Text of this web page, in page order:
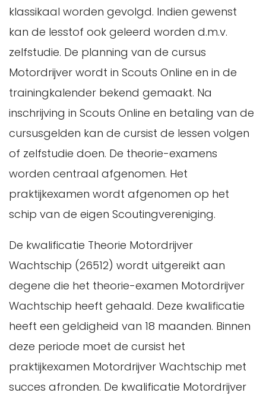
klassikaal worden gevolgd. Indien gewenst
kan de lesstof ook geleerd worden d.m.v.
zelfstudie. De planning van de cursus
Motordrijver wordt in Scouts Online en in de
trainingkalender bekend gemaakt. Na
inschrijving in Scouts Online en betaling van de
cursusgelden kan de cursist de lessen volgen
of zelfstudie doen. De theorie-examens
worden centraal afgenomen. Het
praktijkexamen wordt afgenomen op het
schip van de eigen Scoutingvereniging.
De kwalificatie Theorie Motordrijver
Wachtschip (26512) wordt uitgereikt aan
degene die het theorie-examen Motordrijver
Wachtschip heeft gehaald. Deze kwalificatie
heeft een geldigheid van 18 maanden. Binnen
deze periode moet de cursist het
praktijkexamen Motordrijver Wachtschip met
succes afronden. De kwalificatie Motordrijver